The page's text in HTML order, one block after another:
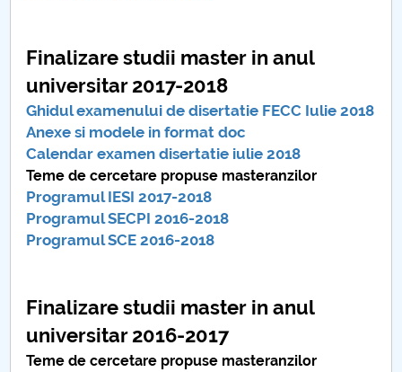
Finalizare studii master in anul
universitar 2017-2018
Ghidul examenului de disertatie FECC Iulie 2018
Anexe si modele in format doc
Calendar examen disertatie iulie 2018
Teme de cercetare propuse masteranzilor
Programul IESI 2017-2018
Programul SECPI 2016-2018
Programul SCE 2016-2018
Finalizare studii master in anul
universitar 2016-2017
Teme de cercetare propuse masteranzilor